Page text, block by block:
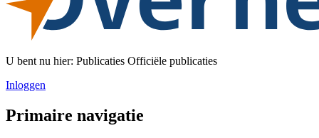
U bent nu hier: Publicaties Officiële publicaties
Inloggen
Primaire navigatie